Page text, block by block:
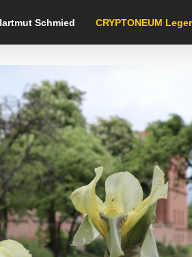
Schmied CRYPTONEUM